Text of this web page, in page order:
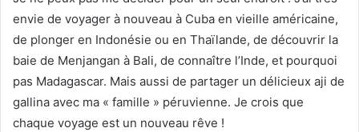
envie de voyager à nouveau à Cuba en vieille américaine,
de plonger en Indonésie ou en Thaïlande, de découvrir la
baie de Menjangan à Bali, de connaître l’Inde, et pourquoi
pas Madagascar. Mais aussi de partager un délicieux aji de
gallina avec ma « famille » péruvienne. Je crois que
chaque voyage est un nouveau rêve !